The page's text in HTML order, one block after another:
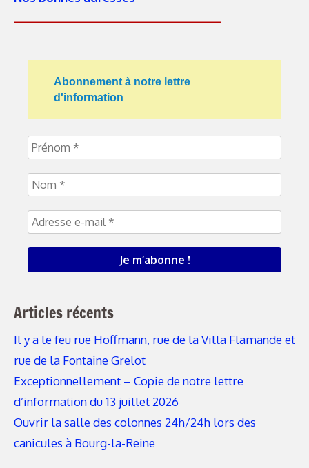
Abonnement à notre lettre
d'information
Articles récents
Il y a le feu rue Hoffmann, rue de la Villa Flamande et
rue de la Fontaine Grelot
Exceptionnellement – Copie de notre lettre
d’information du 13 juillet 2026
Ouvrir la salle des colonnes 24h/24h lors des
canicules à Bourg-la-Reine